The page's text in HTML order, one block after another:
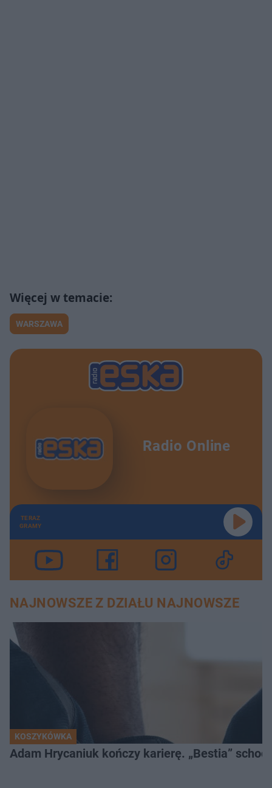
WARSZAWA
Radio Online
TERAZ
GRAMY
NAJNOWSZE Z DZIAŁU NAJNOWSZE
KOSZYKÓWKA
Adam Hrycaniuk kończy karierę. „Bestia”